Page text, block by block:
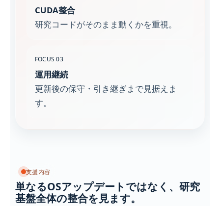
CUDA整合
研究コードがそのまま動くかを重視。
FOCUS 03
運用継続
更新後の保守・引き継ぎまで見据えま
す。
支援内容
単なるOSアップデートではなく、研究
基盤全体の整合を見ます。